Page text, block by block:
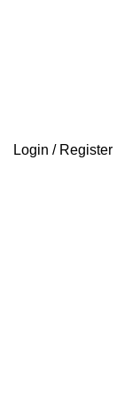
Login / Register